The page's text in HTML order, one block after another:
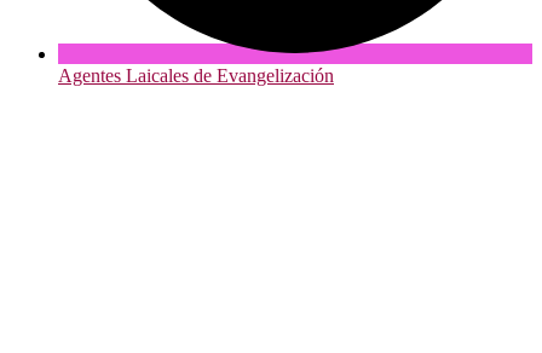
Agentes Laicales de Evangelización